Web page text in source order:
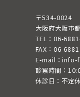
〒534-0024
大阪府大阪市
TEL：06-
FAX：06-
E-mail：
診察時間：
休診日：不定休